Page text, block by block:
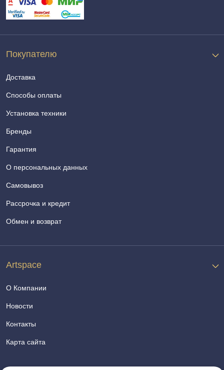
Покупателю
Доставка
Способы оплаты
Установка техники
Бренды
Гарантия
О персональных данных
Самовывоз
Рассрочка и кредит
Обмен и возврат
Artspace
О Компании
Новости
Контакты
Карта сайта